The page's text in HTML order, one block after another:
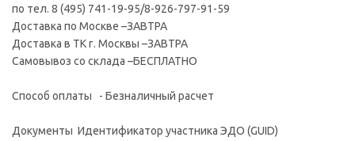
по тел. 8 (495) 741-19-95/8-926-797-91-59
Доставка по Москве –ЗАВТРА
Доставка в ТК г. Москвы –ЗАВТРА
Самовывоз со склада –БЕСПЛАТНО
Способ оплаты - Безналичный расчет
Документы Идентификатор участника ЭДО (GUID)